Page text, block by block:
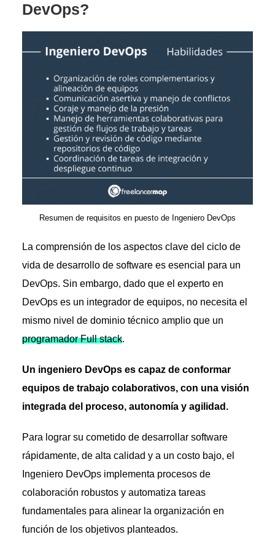
DevOps?
Resumen de requisitos en puesto de Ingeniero DevOps
La comprensión de los aspectos clave del ciclo de
vida de desarrollo de software es esencial para un
DevOps. Sin embargo, dado que el experto en
DevOps es un integrador de equipos, no necesita el
mismo nivel de dominio técnico amplio que un
programador Full stack.
Un ingeniero DevOps es capaz de conformar
equipos de trabajo colaborativos, con una visión
integrada del proceso, autonomía y agilidad.
Para lograr su cometido de desarrollar software
rápidamente, de alta calidad y a un costo bajo, el
Ingeniero DevOps implementa procesos de
colaboración robustos y automatiza tareas
fundamentales para alinear la organización en
función de los objetivos planteados.